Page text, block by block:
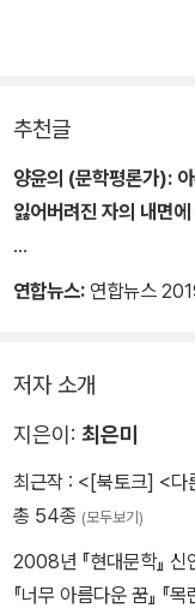
추천글
양윤의 (문학평론가):
잃어버려진 자의 내면
우리는 에우리디케의
한 번 더 죽는다. (……)
르페우스가 다시 그녀
상을 잃어버린 자의 내
버려진 자, 상실과 죽음
례이다. 아무것도 알려
라는 형식 속에서만 간
연합뉴스: 연합뉴스
저자 소개
지은이: 최은미
최근작 : <[북토크] <다
총 54종 (모두보기)
2008년 『현대문학』
『너무 아름다운 꿈』 『